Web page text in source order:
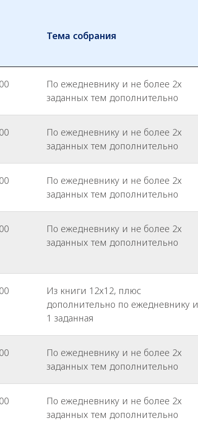
Тема собрания
По ежедневнику и не более 2х
заданных тем дополнительно
По ежедневнику и не более 2х
заданных тем дополнительно
По ежедневнику и не более 2х
заданных тем дополнительно
По ежедневнику и не более 2х
заданных тем дополнительно
Из книги 12х12, плюс
дополнительно по ежедневнику и
1 заданная
По ежедневнику и не более 2х
заданных тем дополнительно
По ежедневнику и не более 2х
заданных тем дополнительно